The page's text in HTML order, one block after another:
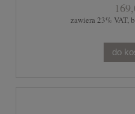
zawiera 23% VAT,
do